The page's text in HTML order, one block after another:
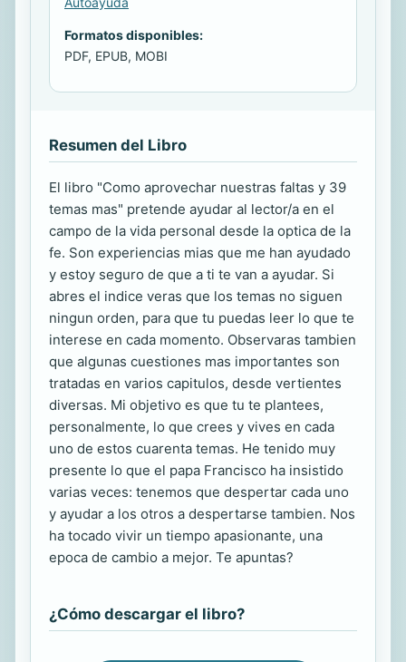
Formatos disponibles:
PDF, EPUB, MOBI
Resumen del Libro
El libro "Como aprovechar nuestras faltas y 39
temas mas" pretende ayudar al lector/a en el
campo de la vida personal desde la optica de la
fe. Son experiencias mias que me han ayudado
y estoy seguro de que a ti te van a ayudar. Si
abres el indice veras que los temas no siguen
ningun orden, para que tu puedas leer lo que te
interese en cada momento. Observaras tambien
que algunas cuestiones mas importantes son
tratadas en varios capitulos, desde vertientes
diversas. Mi objetivo es que tu te plantees,
personalmente, lo que crees y vives en cada
uno de estos cuarenta temas. He tenido muy
presente lo que el papa Francisco ha insistido
varias veces: tenemos que despertar cada uno
y ayudar a los otros a despertarse tambien. Nos
ha tocado vivir un tiempo apasionante, una
epoca de cambio a mejor. Te apuntas?
¿Cómo descargar el libro?